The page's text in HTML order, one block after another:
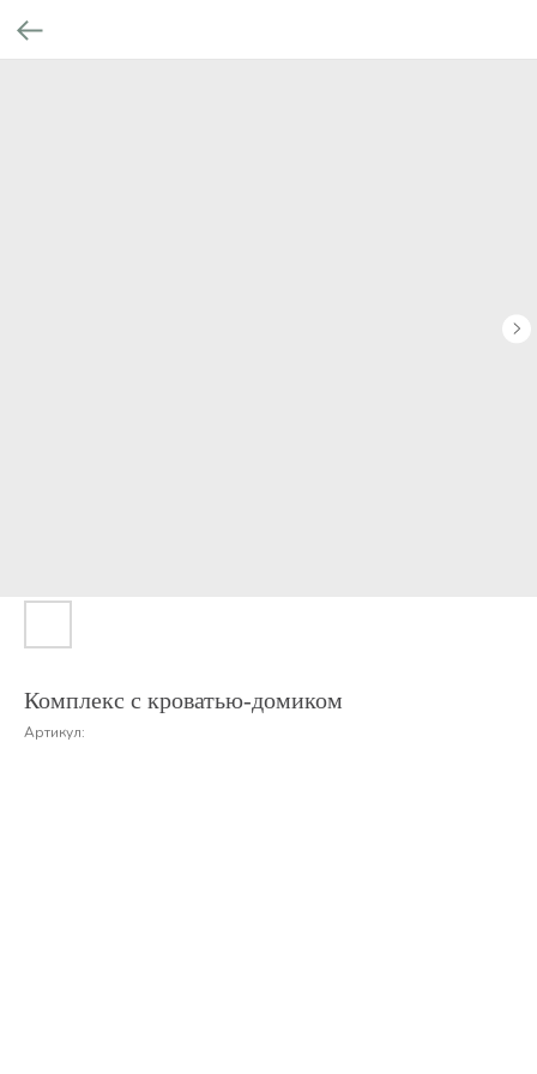
Комплекс с кроватью-домиком
Артикул: